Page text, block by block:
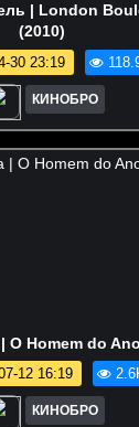
| London
(2010)
30 23:19
КИНОБРО
O Homem do
12 16:19
КИНОБРО